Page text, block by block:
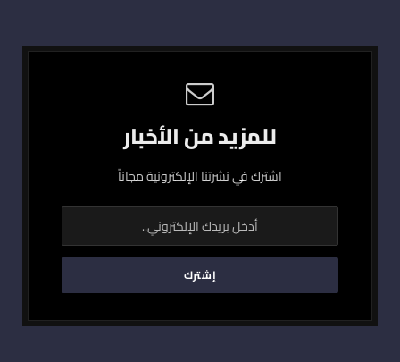
للمزيد من الأخبار
اشترك في نشرتنا الإلكترونية مجاناً